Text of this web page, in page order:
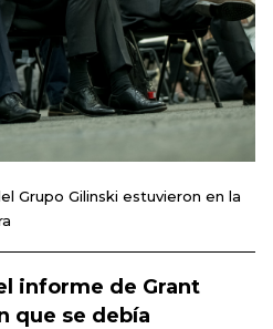
Grupo Gilinski estuvieron en la
informe de Grant
que se debía